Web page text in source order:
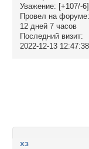
Уважение: [+107/-6]
Провел на форуме:
12 дней 7 часов
Последний визит:
2022-12-13 12:47:38
хз